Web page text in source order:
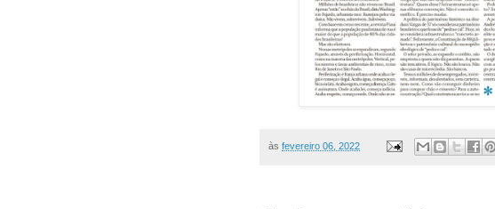
às fevereiro 06, 2022